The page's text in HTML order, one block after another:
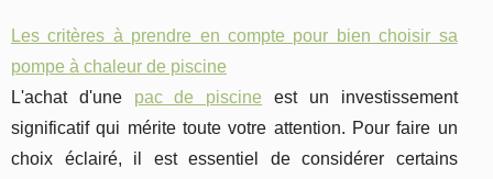
Les critères à prendre en compte pour bien choisir sa
pompe à chaleur de piscine
L'achat d'une pac de piscine est un investissement
significatif qui mérite toute votre attention. Pour faire un
choix éclairé, il est essentiel de considérer certains